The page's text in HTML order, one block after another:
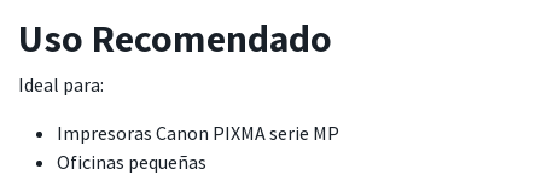
Uso Recomendado
Ideal para:
Impresoras Canon PIXMA serie MP
Oficinas pequeñas